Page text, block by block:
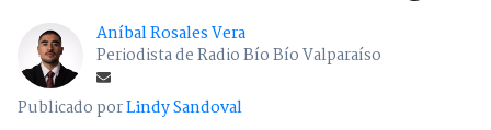
Aníbal Rosales Vera
Periodista de Radio Bío Bío Valparaíso
Publicado porLindy Sandoval